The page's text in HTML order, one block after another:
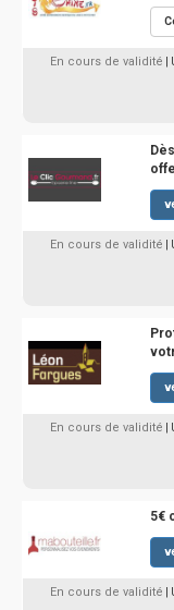
En cours de validité
En cours de validité
En cours de validité
5€
En cours de validité